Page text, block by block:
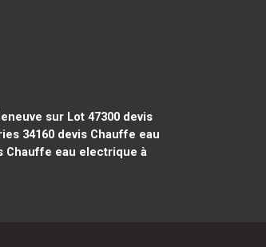
sur Lot 47300devis
34160 devis Chauffe eau
Chauffe eau electrique à